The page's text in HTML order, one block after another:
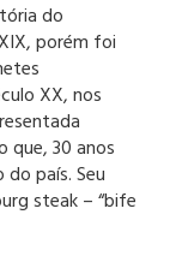
do
porém foi
XX, nos
que, 30 anos
país. Seu
steak – “bife